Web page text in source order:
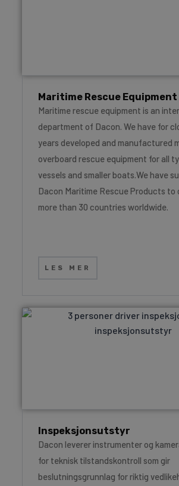
Maritime Rescue Equipment
Maritime rescue equipment is an
department of Dacon. We have for
years developed and manufactured
overboard rescue equipment for all
vessels and smaller boats.We have
Dacon Maritime Rescue Products to
more than 30 countries worldwide.
LES MER
Inspeksjonsutstyr
Dacon leverer instrumenter og
for teknisk tilstandskontroll som gir
beslutningsgrunnlag for riktig